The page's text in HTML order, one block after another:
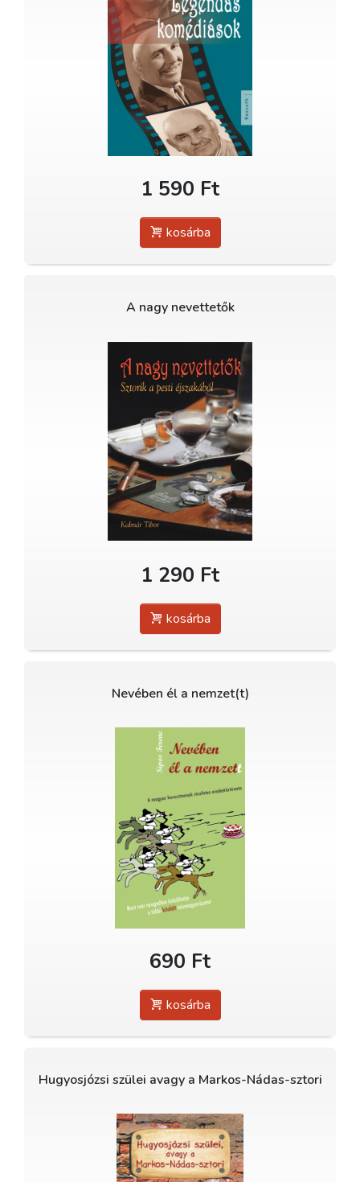
1 590 Ft
kosárba
A nagy nevettetők
1 290 Ft
kosárba
Nevében él a nemzet(t)
690 Ft
kosárba
Hugyosjózsi szülei avagy a Markos-Nádas-sztori